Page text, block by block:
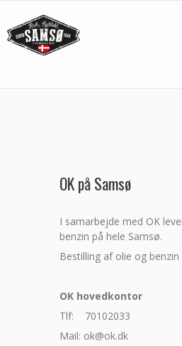
OK på Samsø
I samarbejde med OK
benzin på hele Samsø.
Bestilling af olie og
OK hovedkontor
Tlf: 70102033
Mail: ok@ok.dk